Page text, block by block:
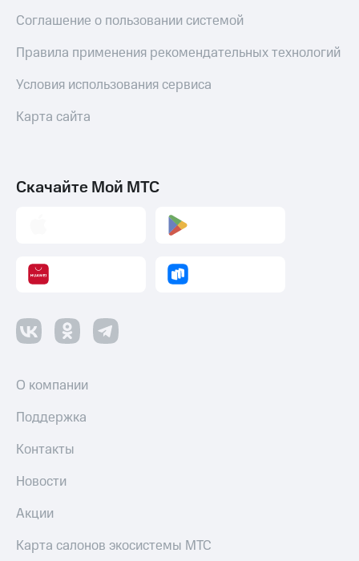
Соглашение о пользовании системой
Правила применения рекомендательных технологий
Условия использования сервиса
Карта сайта
Скачайте Мой МТС
О компании
Поддержка
Контакты
Новости
Акции
Карта салонов экосистемы МТС